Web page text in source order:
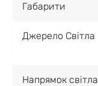
Габарити
Джерело Світла
Напрямок світла